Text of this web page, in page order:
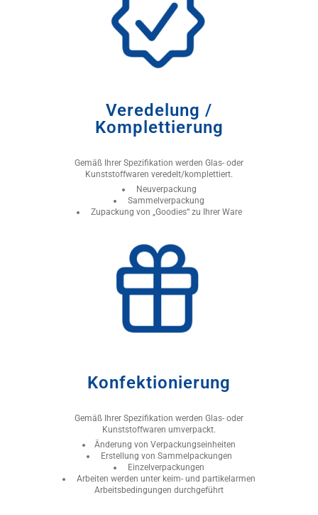
Veredelung /
Komplettierung
Gemäß Ihrer Spezifikation werden Glas- oder
Kunststoffwaren veredelt/komplettiert.
Neuverpackung
Sammelverpackung
Zupackung von „Goodies“ zu Ihrer Ware
Konfektionierung
Gemäß Ihrer Spezifikation werden Glas- oder
Kunststoffwaren umverpackt.
Änderung von Verpackungseinheiten
Erstellung von Sammelpackungen
Einzelverpackungen
Arbeiten werden unter keim- und partikelarmen
Arbeitsbedingungen durchgeführt